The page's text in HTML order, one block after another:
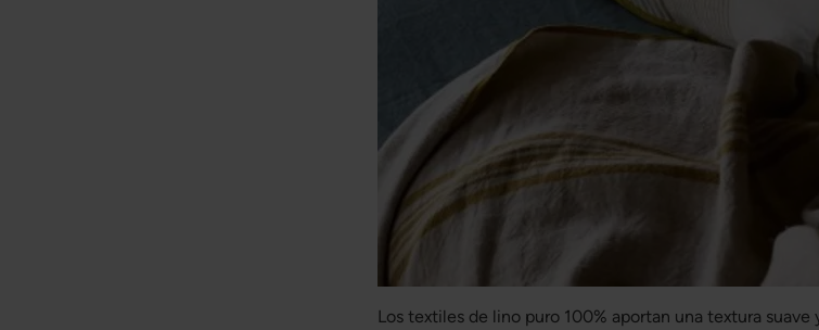
Los textiles de lino puro 100% aportan una textura